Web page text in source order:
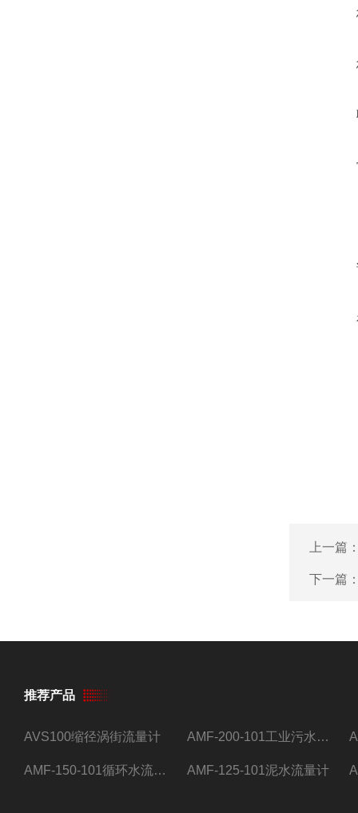
上一篇
下一篇
推荐产品
AVS100缩径涡街流量计 AMF-200-101工业污水流量计
AMF-150-101循环水流量计,电磁流量计 AMF-125-101泥水流量计